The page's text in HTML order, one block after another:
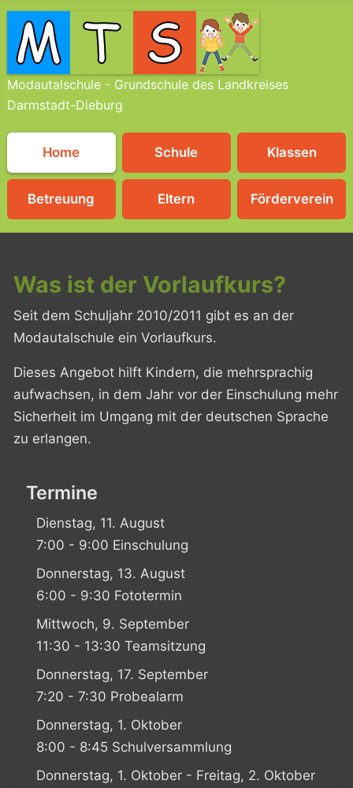
Modautalschule - Grundschule des Landkreises
Darmstadt-Dieburg
Home Schule Klassen
Betreuung Eltern Förderverein
Was ist der Vorlaufkurs?
Seit dem Schuljahr 2010/2011 gibt es an der
Modautalschule ein Vorlaufkurs.
Dieses Angebot hilft Kindern, die mehrsprachig
aufwachsen, in dem Jahr vor der Einschulung mehr
Sicherheit im Umgang mit der deutschen Sprache
zu erlangen.
Termine
Dienstag, 11. August
7:00 - 9:00 Einschulung
Donnerstag, 13. August
6:00 - 9:30 Fototermin
Mittwoch, 9. September
11:30 - 13:30 Teamsitzung
Donnerstag, 17. September
7:20 - 7:30 Probealarm
Donnerstag, 1. Oktober
8:00 - 8:45 Schulversammlung
Donnerstag, 1. Oktober - Freitag, 2. Oktober